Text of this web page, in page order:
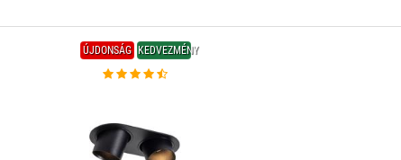
ÚJDONSÁG KEDVEZMÉNY